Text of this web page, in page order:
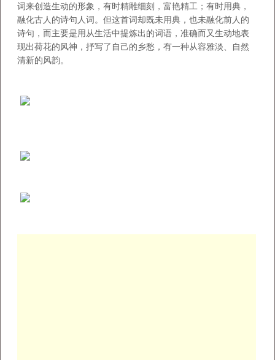
词来创造生动的形象，有时精雕细刻，富艳精工；有时用典，
融化古人的诗句人词。但这首词却既未用典，也未融化前人的
诗句，而主要是用从生活中提炼出的词语，准确而又生动地表
现出荷花的风神，抒写了自己的乡愁，有一种从容雅淡、自然
清新的风韵。